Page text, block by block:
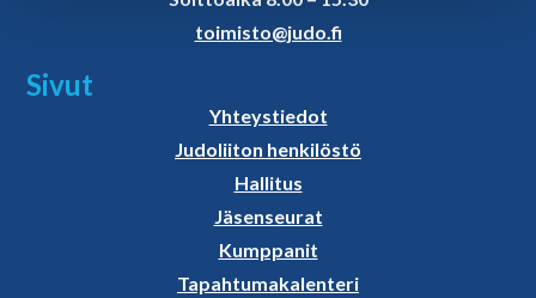
toimisto@judo.fi
Sivut
Yhteystiedot
Judoliiton henkilöstö
Hallitus
Jäsenseurat
Kumppanit
Tapahtumakalenteri